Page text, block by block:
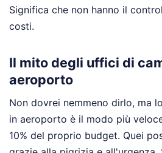
Significa che non hanno il
costi.
Il mito degli uffici di
aeroporto
Non dovrei nemmeno dirlo, ma
in aeroporto è il modo più
10% del proprio budget. Quei